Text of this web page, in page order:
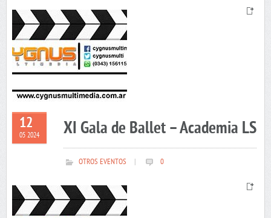
12
05 2024 XI Gala de Ballet – Academia LS
OTROS EVENTOS 0